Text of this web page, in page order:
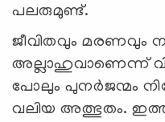
പലരുമുണ്ട്.
ജീവിതവും മരണവും
അല്ലാഹുവാണെന്ന്
പോലും പുനര്‍ജന്മം
വലിയ അത്ഭുതം.